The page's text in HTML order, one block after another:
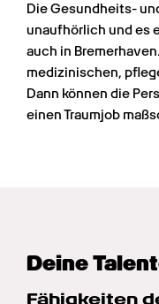
Die Gesundheits-
unaufhörlich und es
auch in
medizinischen,
Dann können die
einen Traumjob
Deine
Fähigkeiten